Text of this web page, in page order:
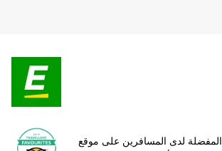
المفضلة لدى المسافرين على موقع TripAdvisor